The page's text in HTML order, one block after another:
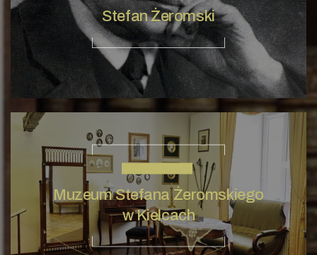
Stefan Żeromski
Muzeum Stefana Żeromskiego
w Kielcach